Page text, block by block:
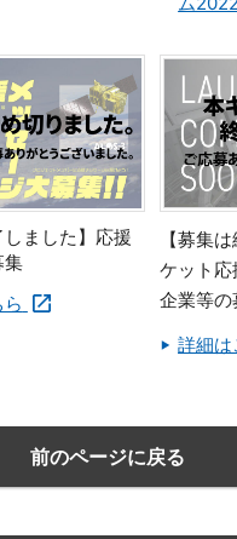
しました】応援
集
【募集
ケット
企業等の
詳細は
前のページに戻る